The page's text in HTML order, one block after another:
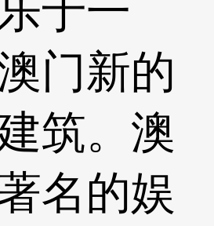
于一
门新的
筑。澳
名的娱